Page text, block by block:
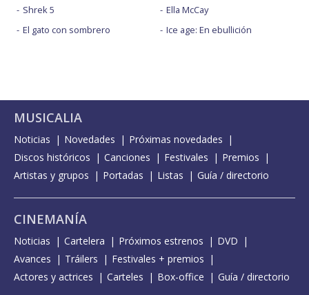
Shrek 5
El gato con sombrero
Ella McCay
Ice age: En ebullición
MUSICALIA
Noticias Novedades
Próximas novedades
Discos históricos
Canciones Festivales
Premios
Artistas y grupos
Portadas Listas Guía / directorio
CINEMANÍA
Noticias Cartelera Próximos estrenos
DVD
Avances
Tráilers
Festivales + premios
Actores y actrices
Carteles Box-office Guía / directorio